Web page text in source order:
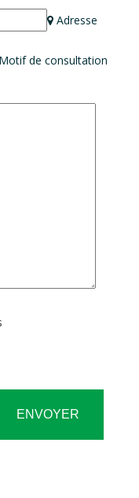
Adresse
Motif de consultation
ENVOYER